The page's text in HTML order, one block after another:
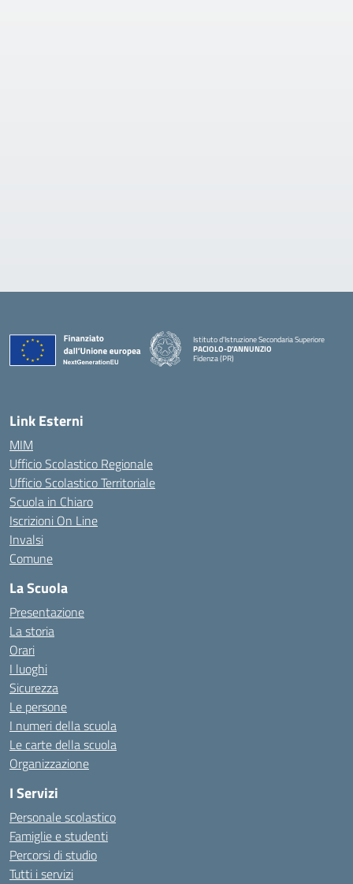
Istituto d'Istruzione Secondaria Superiore
PACIOLO-D'ANNUNZIO
Fidenza (PR)
Link Esterni
MIM
Ufficio Scolastico Regionale
Ufficio Scolastico Territoriale
Scuola in Chiaro
Iscrizioni On Line
Invalsi
Comune
La Scuola
Presentazione
La storia
Orari
I luoghi
Sicurezza
Le persone
I numeri della scuola
Le carte della scuola
Organizzazione
I Servizi
Personale scolastico
Famiglie e studenti
Percorsi di studio
Tutti i servizi